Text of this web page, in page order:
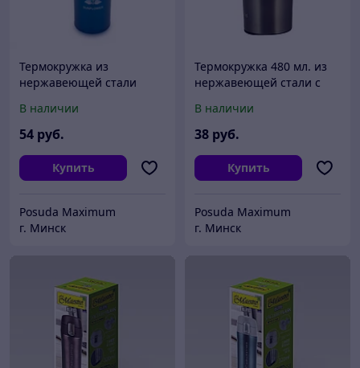
Термокружка из
нержавеющей стали
D
В наличии
54 руб.
Купить
Posuda Maximum
г. Минск
Термокружка 480 мл. из
нержавеющей стали с
2150A
В наличии
38 руб.
Купить
Posuda Maximum
г. Минск